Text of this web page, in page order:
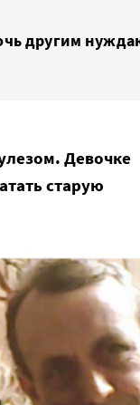
другим
Девочке
старую